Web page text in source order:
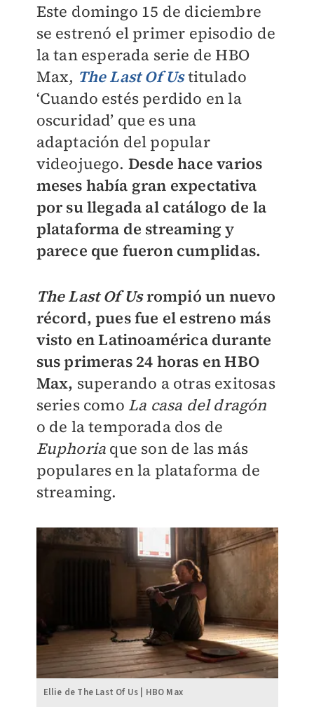
Este domingo 15 de diciembre
se estrenó el primer episodio de
la tan esperada serie de HBO
Max, The Last Of Ustitulado
‘Cuando estés perdido en la
oscuridad’ que es una
adaptación del popular
videojuego. Desde hace varios
meses había gran expectativa
por su llegada al catálogo de la
plataforma de streaming y
parece que fueron cumplidas.
The Last Of Usrompió un nuevo
récord, pues fue el estreno más
visto en Latinoamérica durante
sus primeras 24 horas en HBO
Max, superando a otras exitosas
series como La casa del dragón
o de la temporada dos de
Euphoria que son de las más
populares en la plataforma de
streaming.
Ellie de The Last Of Us | HBO Max